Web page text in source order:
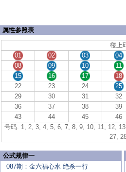
属性参照表
楼上
01
02 03 04
08
09 10 11
15
16 17 18
22
23 24 25
29
30 31 32
36
37 38 39
43
44 45 46
号码: 1, 2, 3, 4, 5, 6, 7, 8, 9, 10, 11, 12,
27,
公式规律一
087期：金六福心水 绝杀一行